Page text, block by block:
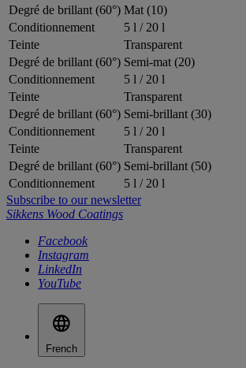
Degré de brillant (60°) Mat (10)
Conditionnement
5 l / 20 l
Teinte
Transparent
Degré de brillant (60°) Semi-mat (20)
Conditionnement
5 l / 20 l
Teinte
Transparent
Degré de brillant (60°) Semi-brillant (30)
Conditionnement
5 l / 20 l
Teinte
Transparent
Degré de brillant (60°) Semi-brillant (50)
Conditionnement
5 l / 20 l
Subscribe to our newsletter
Sikkens Wood Coatings
Facebook
Instagram
LinkedIn
YouTube
French